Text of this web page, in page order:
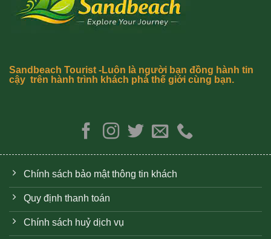
Sandbeach Tourist -Luôn là người bạn đồng hành tin
cậy trên hành trình khách phá thế giới cùng bạn.
Chính sách bảo mật thông tin khách
Quy định thanh toán
Chính sách huỷ dịch vụ